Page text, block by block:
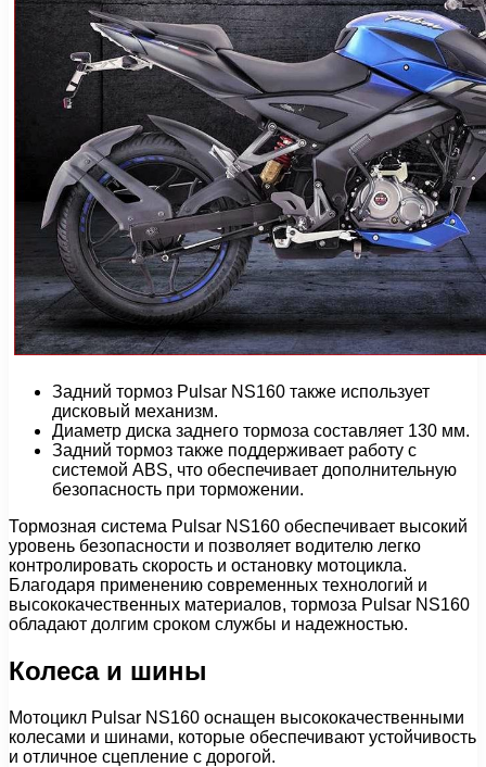
Задний тормоз Pulsar NS160 также использует
дисковый механизм.
Диаметр диска заднего тормоза составляет 130 мм.
Задний тормоз также поддерживает работу с
системой ABS, что обеспечивает дополнительную
безопасность при торможении.
Тормозная система Pulsar NS160 обеспечивает высокий
уровень безопасности и позволяет водителю легко
контролировать скорость и остановку мотоцикла.
Благодаря применению современных технологий и
высококачественных материалов, тормоза Pulsar NS160
обладают долгим сроком службы и надежностью.
Колеса и шины
Мотоцикл Pulsar NS160 оснащен высококачественными
колесами и шинами, которые обеспечивают устойчивость
и отличное сцепление с дорогой.